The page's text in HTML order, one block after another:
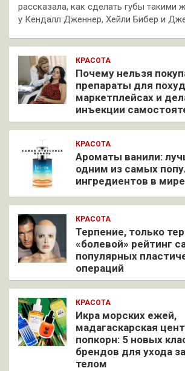
рассказала, как сделать губы такими
у Кендалл Дженнер, Хейли Бибер и
КРАСОТА
Почему нельзя
препараты для
маркетплейсах и
инъекции
КРАСОТА
Ароматы ванили:
одним из самых
ингредиентов в мире
КРАСОТА
Терпение, только
«болевой» рейтинг
популярных
операций
КРАСОТА
Икра морских ежей,
мадагаскарская
попкорн: 5 новых
брендов для ухода
телом